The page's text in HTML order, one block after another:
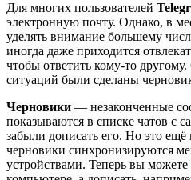
Для многих пользователей
электронную почту. Однако, в
уделять внимание большему
иногда даже приходится
чтобы ответить кому-то
ситуаций были сделаны
Черновики — незаконченные
показываются в списке чатов с
забыли дописать его. Но это
черновики синхронизируются
устройствами. Теперь вы